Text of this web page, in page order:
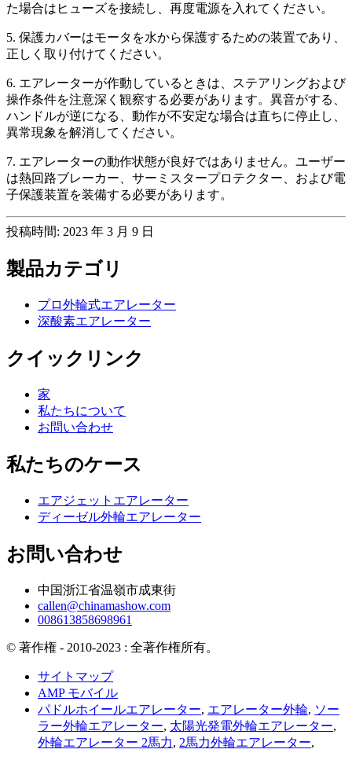
た場合はヒューズを接続し、再度電源を入れてください。
5. 保護カバーはモータを水から保護するための装置であり、
正しく取り付けてください。
6. エアレーターが作動しているときは、ステアリングおよび
操作条件を注意深く観察する必要があります。異音がする、
ハンドルが逆になる、動作が不安定な場合は直ちに停止し、
異常現象を解消してください。
7. エアレーターの動作状態が良好ではありません。ユーザー
は熱回路ブレーカー、サーミスタープロテクター、および電
子保護装置を装備する必要があります。
投稿時間: 2023 年 3 月 9 日
製品カテゴリ
プロ外輪式エアレーター
深酸素エアレーター
クイックリンク
家
私たちについて
お問い合わせ
私たちのケース
エアジェットエアレーター
ディーゼル外輪エアレーター
お問い合わせ
中国浙江省温嶺市成東街
callen@chinamashow.com
008613858698961
© 著作権 - 2010-2023 : 全著作権所有。
サイトマップ
AMP モバイル
パドルホイールエアレーター, エアレーター外輪, ソー
ラー外輪エアレーター, 太陽光発電外輪エアレーター,
外輪エアレーター 2馬力, 2馬力外輪エアレーター,